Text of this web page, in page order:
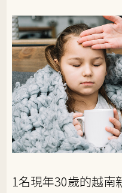
1名現年30歲的越南